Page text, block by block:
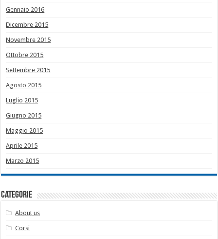
Gennaio 2016
Dicembre 2015
Novembre 2015
Ottobre 2015
Settembre 2015
Agosto 2015
Luglio 2015
Giugno 2015
Maggio 2015
Aprile 2015
Marzo 2015
Categorie
About us
Corsi